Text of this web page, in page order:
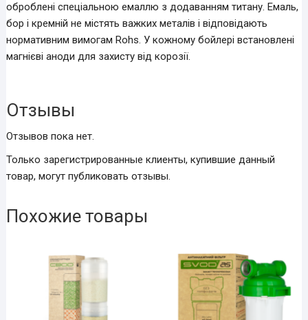
оброблені спеціальною емаллю з додаванням титану. Емаль,
бор і кремній не містять важких металів і відповідають
нормативним вимогам Rohs. У кожному бойлері встановлені
магнієві аноди для захисту від корозії.
Отзывы
Отзывов пока нет.
Только зарегистрированные клиенты, купившие данный
товар, могут публиковать отзывы.
Похожие товары